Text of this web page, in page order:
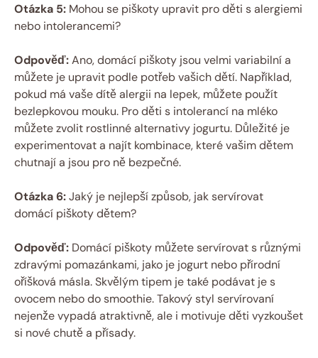
Otázka 5: Mohou se piškoty upravit pro děti s alergiemi
nebo intolerancemi?
Odpověď:Ano, domácí piškoty jsou velmi variabilní a
můžete je upravit podle potřeb vašich dětí. Například,
pokud má vaše dítě alergii na lepek, můžete použít
bezlepkovou mouku. Pro děti s intolerancí na mléko
můžete zvolit rostlinné alternativy jogurtu. Důležité je
experimentovat a najít kombinace, které vašim dětem
chutnají a jsou pro ně bezpečné.
Otázka 6:Jaký je nejlepší způsob, jak servírovat
domácí piškoty dětem?
Odpověď: Domácí piškoty můžete servírovat s různými
zdravými pomazánkami, jako je jogurt nebo přírodní
oříšková másla. Skvělým tipem je také podávat je s
ovocem nebo do smoothie. Takový styl servírovaní
nejenže vypadá atraktivně, ale i motivuje děti vyzkoušet
si nové chutě a přísady.